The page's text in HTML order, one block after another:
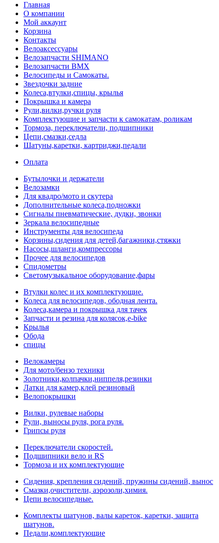
Главная
О компании
Мой аккаунт
Корзина
Контакты
Велоаксессуары
Велозапчасти SHIMANO
Велозапчасти BMX
Велосипеды и Самокаты.
Звездочки задние
Колеса,втулки,спицы, крылья
Покрышка и камера
Рули,вилки,ручки руля
Комплектующие и запчасти к самокатам, роликам
Тормоза, переключатели, подшипники
Цепи,смазки,седла
Шатуны,каретки, картриджи,педали
Оплата
Бутылочки и держатели
Велозамки
Для квадро/мото и скутера
Дополнительные колеса,подножки
Сигналы пневматические, дудки, звонки
Зеркала велосипедные
Инструменты для велосипеда
Корзины,сидения для детей,багажники,стяжки
Насосы,шланги,компрессоры
Прочее для велосипедов
Спидометры
Светомузыкальное оборудование,фары
Втулки колес и их комплектующие.
Колеса для велосипедов, ободная лента.
Колеса,камера и покрышка для тачек
Запчасти и резина для колясок,e-bike
Крылья
Обода
спицы
Велокамеры
Для мото/бензо техники
Золотники,колпачки,ниппеля,резинки
Латки для камер,клей резиновый
Велопокрышки
Вилки, рулевые наборы
Рули, выносы руля, рога руля.
Грипсы руля
Переключатели скоростей.
Подшипники вело и RS
Тормоза и их комплектующие
Сидения, крепления сидений, пружины сидений, вынос
Смазки,очистители, аэрозоли,химия.
Цепи велосипедные.
Комплекты шатунов, валы кареток, каретки, защита
шатунов.
Педали,комплектующие